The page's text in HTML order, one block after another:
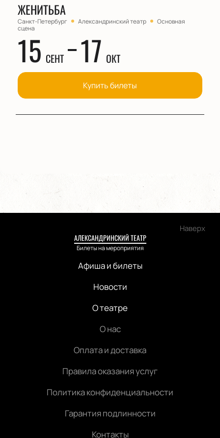
ЖЕНИТЬБА
Санкт-Петербург Александринский театр
Основная
сцена
15 СЕНТ 17 ОКТ
Купить билеты
Наверх
АЛЕКСАНДРИНСКИЙ ТЕАТР
Билеты на мероприятия
Афиша и билеты
Новости
О театре
О нас
Оплата и доставка
Правила оказания услуг
Политика конфиденциальности
Гарантия подлинности
Контакты